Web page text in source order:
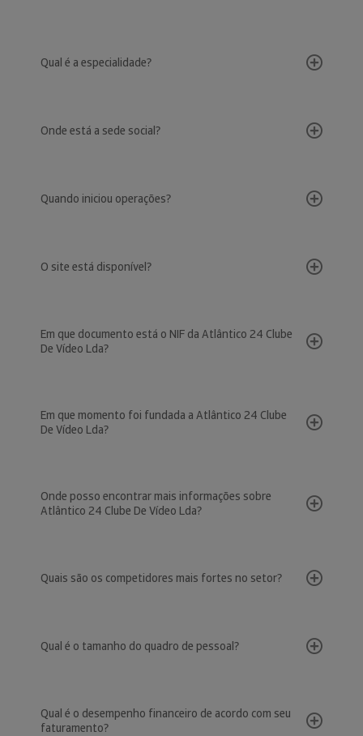
Qual é a especialidade?
Onde está a sede social?
Quando iniciou operações?
O site está disponível?
Em que documento está o NIF da Atlântico 24 Clube
De Vídeo Lda?
Em que momento foi fundada a Atlântico 24 Clube
De Vídeo Lda?
Onde posso encontrar mais informações sobre
Atlântico 24 Clube De Vídeo Lda?
Quais são os competidores mais fortes no setor?
Qual é o tamanho do quadro de pessoal?
Qual é o desempenho financeiro de acordo com seu
faturamento?